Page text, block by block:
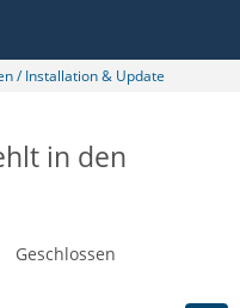
/ Installation & Update
in den
Geschlossen